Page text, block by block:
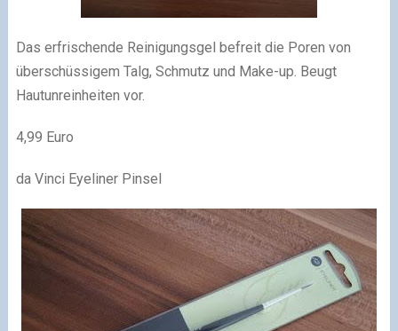
Das erfrischende Reinigungsgel befreit die Poren von
überschüssigem Talg, Schmutz und Make-up. Beugt
Hautunreinheiten vor.
4,99 Euro
da Vinci Eyeliner Pinsel